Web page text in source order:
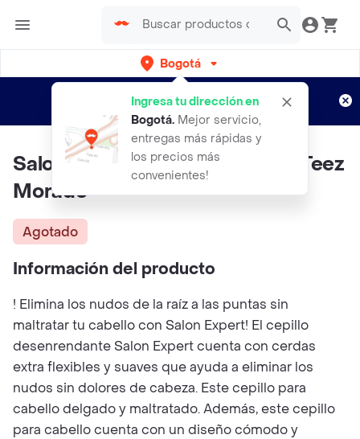
Bogotá
Ingresa tu dirección en
Bogotá. Mejor servicio,
entregas más rápidas y
los precios más
convenientes!
envíos gratis por semanas
Aplican TyC
Salon Expert Cepillo Detangle Teez
Morado
Agotado
Información del producto
! Elimina los nudos de la raíz a las puntas sin
maltratar tu cabello con Salon Expert! El cepillo
desenrendante Salon Expert cuenta con cerdas
extra flexibles y suaves que ayuda a eliminar los
nudos sin dolores de cabeza. Este cepillo para
cabello delgado y maltratado. Además, este cepillo
para cabello cuenta con un diseño cómodo y